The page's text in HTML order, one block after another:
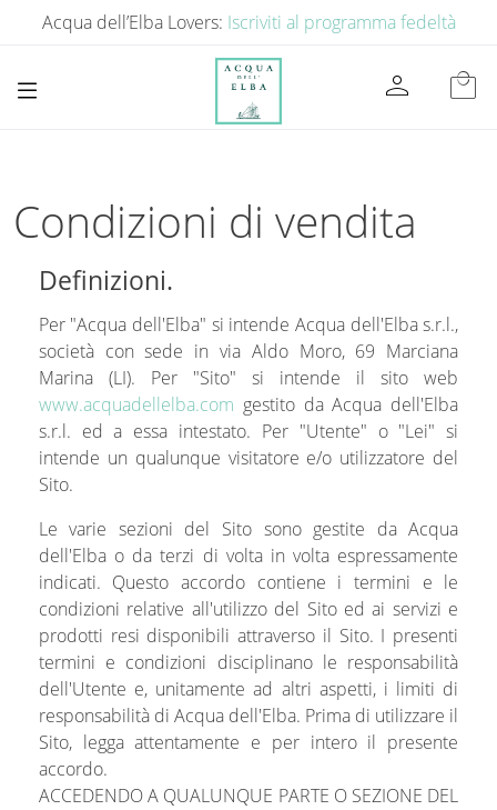
Acqua dell’Elba Lovers: Iscriviti al programma fedeltà
person local_mall
Condizioni di vendita
Definizioni.
Per "Acqua dell'Elba" si intende Acqua dell'Elba s.r.l.,
società con sede in via Aldo Moro, 69 Marciana
Marina (LI). Per "Sito" si intende il sito web
www.acquadellelba.com gestito da Acqua dell'Elba
s.r.l. ed a essa intestato. Per "Utente" o "Lei" si
intende un qualunque visitatore e/o utilizzatore del
Sito.
Le varie sezioni del Sito sono gestite da Acqua
dell'Elba o da terzi di volta in volta espressamente
indicati. Questo accordo contiene i termini e le
condizioni relative all'utilizzo del Sito ed ai servizi e
prodotti resi disponibili attraverso il Sito. I presenti
termini e condizioni disciplinano le responsabilità
dell'Utente e, unitamente ad altri aspetti, i limiti di
responsabilità di Acqua dell'Elba. Prima di utilizzare il
Sito, legga attentamente e per intero il presente
accordo.
ACCEDENDO A QUALUNQUE PARTE O SEZIONE DEL